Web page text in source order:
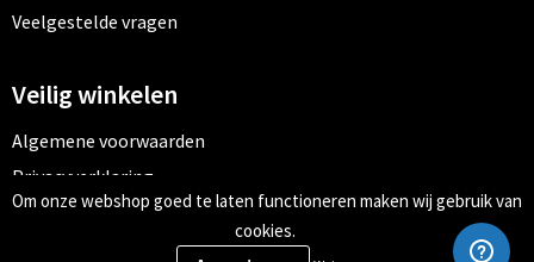
Veelgestelde vragen
Veilig winkelen
Algemene voorwaarden
Privacyverklaring
Cookiebeleid
Om onze webshop goed te laten functioneren maken wij gebruik van
cookies.